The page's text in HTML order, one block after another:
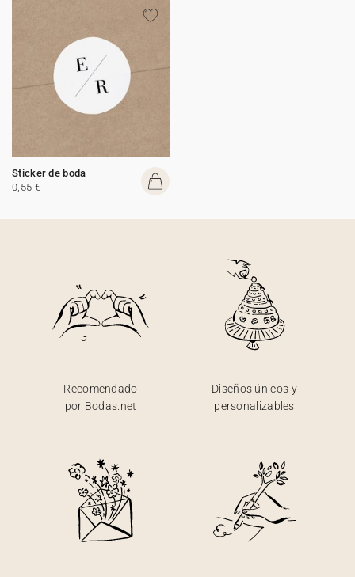
Sticker de boda
0,55 €
Recomendado
por Bodas.net
Diseños únicos y
personalizables